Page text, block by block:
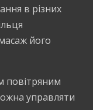
в різних
його
повітряним
управляти